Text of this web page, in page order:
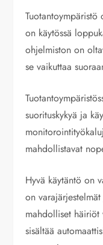
on käytössä
ohjelmiston on
se vaikuttaa
suorituskykyä ja
mahdollistavat
Hyvä käytäntö on
on
mahdolliset
sisältää